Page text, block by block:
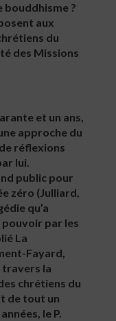
bouddhisme ?
aux
du
des Missions
et un ans,
approche du
réflexions
lui.
public pour
zéro (Julliard,
qu’a
pouvoir par les
La
Fayard,
travers la
chrétiens du
de tout un
le P.